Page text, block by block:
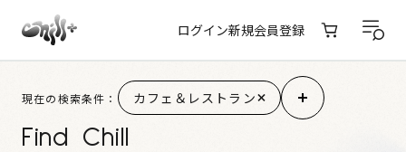
ログイン新規会員登録
Find Chill
現在の検索条件： カフェ＆レストラン